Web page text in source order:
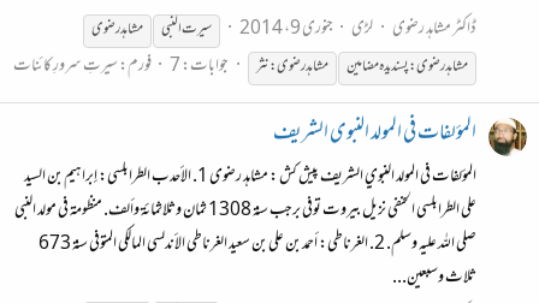
ڈاکٹر مشاہد رضوی
لڑی جنوری 9، 2014 سیرتالنبی
مشاہدرضوی
مشاہدرضوی: پسندیدہ مضامین
مشاہدرضوی:نثر جوابات: 7 فورم:سیرتِ سرورِ کائنات
المؤلفات فی المولد النبوی الشریف
المؤلفات في المولد النبوي الشريف پیش کش : مشاہد رضوی 1. الأحدب الطرابلسي: إبراهيم بن السيد
علي الطرابلسي الحنفي نزيل بيروت توفي برجب سنة 1308 ثمان وثلاثمائة وألف. منظومة في مولد النبي
صلى الله عليه وسلم. 2. الغرناطي: أحمد بن علي بن سعيد الغرناطي الأندلسي المالكي المتوفى سنة 673
ثلاث وسبعين...